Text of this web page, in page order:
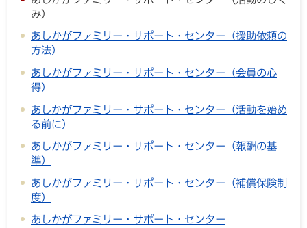
み）
あしかがファミリー・サポート・センター（援助依頼の
方法）
あしかがファミリー・サポート・センター（会員の心
得）
あしかがファミリー・サポート・センター（活動を始め
る前に）
あしかがファミリー・サポート・センター（報酬の基
準）
あしかがファミリー・サポート・センター（補償保険制
度）
あしかがファミリー・サポート・センター